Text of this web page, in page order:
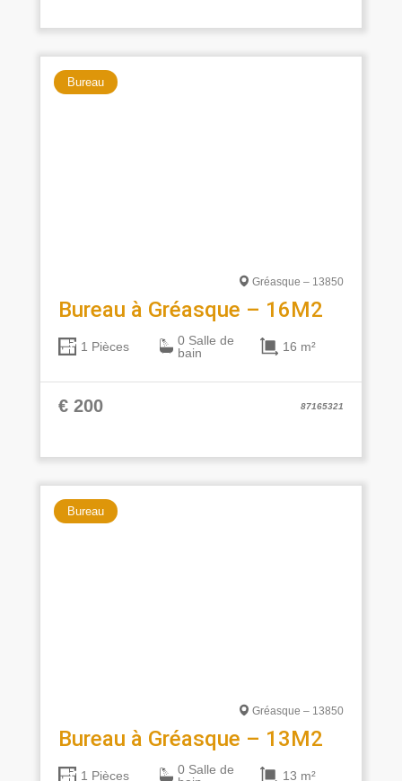
Bureau
Gréasque – 13850
Bureau à Gréasque – 16M2
1 Pièces
0 Salle de
bain
16 m²
€ 200 87165321
Bureau
Gréasque – 13850
Bureau à Gréasque – 13M2
1 Pièces
0 Salle de
13 m²